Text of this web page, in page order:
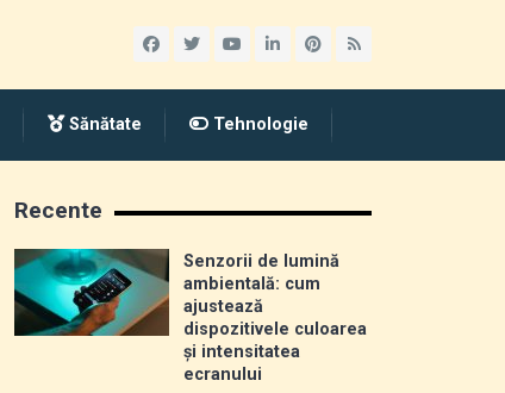
Sănătate Tehnologie
Recente
Senzorii de lumină
ambientală: cum
ajustează
dispozitivele culoarea
și intensitatea
ecranului